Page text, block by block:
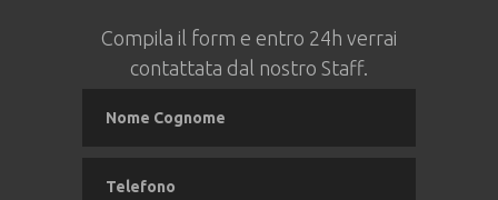
Compila il form e entro 24h verrai
contattata dal nostro Staff.